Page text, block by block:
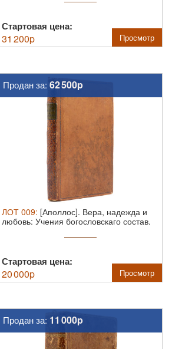
Стартовая цена:
31 200p Просмотр
Продан за: 62 500p
ЛОТ 009: [Аполлос]. Вера, надежда и
любовь: Учения богословскаго состав.
Стартовая цена:
20 000p Просмотр
Продан за: 11 000p